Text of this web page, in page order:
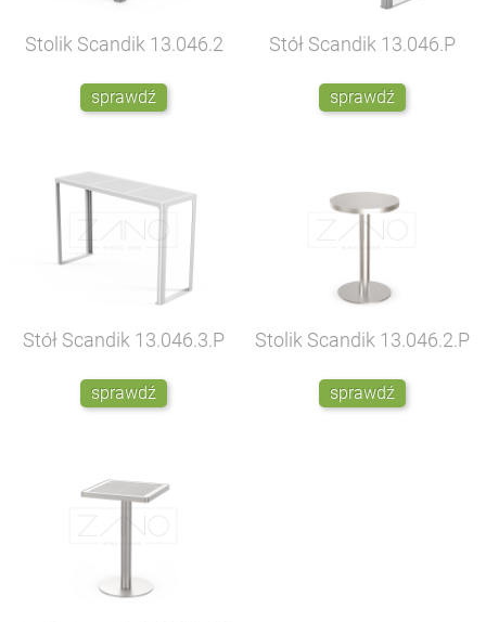
Stolik Scandik 13.046.2
sprawdź
Stół Scandik 13.046.P
sprawdź
Stół Scandik 13.046.3.P
sprawdź
Stolik Scandik 13.046.2.P
sprawdź